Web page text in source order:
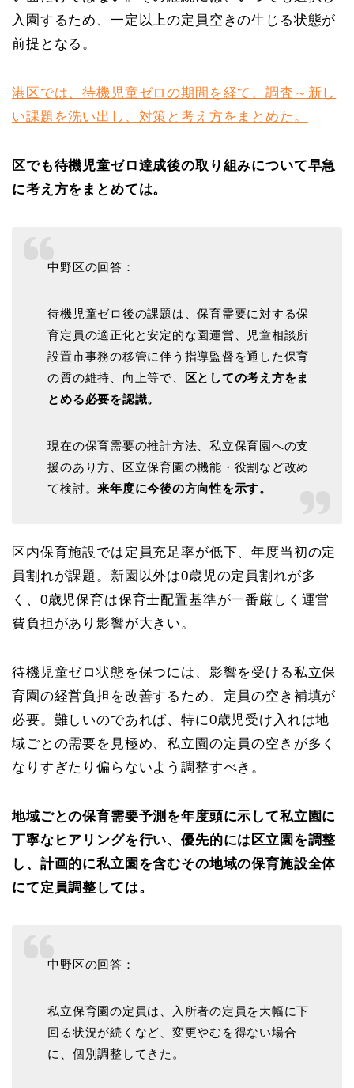
入園するため、一定以上の定員空きの生じる状態が
前提となる。
港区では、待機児童ゼロの期間を経て、調査～新し
い課題を洗い出し、対策と考え方をまとめた。
区でも待機児童ゼロ達成後の取り組みについて早急
に考え方をまとめては。
中野区の回答：
待機児童ゼロ後の課題は、保育需要に対する保
育定員の適正化と安定的な園運営、児童相談所
設置市事務の移管に伴う指導監督を通した保育
の質の維持、向上等で、
区としての考え方をま
とめる必要を認識。
現在の保育需要の推計方法、私立保育園への支
援のあり方、区立保育園の機能・役割など改め
て検討。来年度に今後の方向性を示す。
区内保育施設では定員充足率が低下、年度当初の定
員割れが課題。新園以外は0歳児の定員割れが多
く、0歳児保育は保育士配置基準が一番厳しく運営
費負担があり影響が大きい。
待機児童ゼロ状態を保つには、影響を受ける私立保
育園の経営負担を改善するため、定員の空き補填が
必要。難しいのであれば、特に0歳児受け入れは地
域ごとの需要を見極め、私立園の定員の空きが多く
なりすぎたり偏らないよう調整すべき。
地域ごとの保育需要予測を年度頭に示して私立園に
丁寧なヒアリングを行い、優先的には区立園を調整
し、計画的に私立園を含むその地域の保育施設全体
にて定員調整しては。
中野区の回答：
私立保育園の定員は、入所者の定員を大幅に下
回る状況が続くなど、変更やむを得ない場合
に、個別調整してきた。